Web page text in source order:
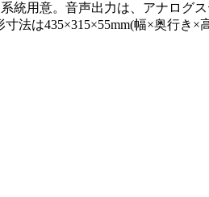
統用意。音声出力は、アナログス
法は435×315×55mm(幅×奥行き×